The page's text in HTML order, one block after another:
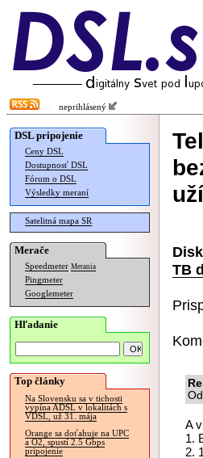
neprihlásený
DSL pripojenie
Ceny DSL
Dostupnosť DSL
Fórum o DSL
Výsledky meraní
Satelitná mapa SR
Merače
Speedmeter Merania
Pingmeter
Googlemeter
Hľadanie
Top články
Na Slovensku sa v tichosti
vypína ADSL v lokalitách s
VDSL, už 31. mája
Orange sa doťahuje na UPC
a O2, spustí 2.5 Gbps
pripojenie
TB
A
1.
2.